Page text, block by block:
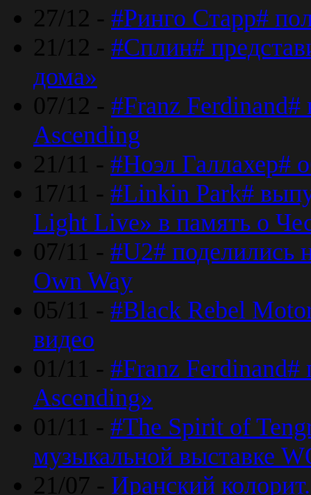
27/12 - #Ринго Старр#
21/12 - #Сплин#
дома»
07/12 - #Franz
Ascending
21/11 - #Ноэл Галлахер#
17/11 - #Linkin Park#
Light Live» в память о
07/11 - #U2#
Own Way
05/11 - #Black Rebel
видео
01/11 - #Franz Ferdinand#
Ascending»
01/11 - #The Spirit of
музыкальной выставке
21/07 - Иранский